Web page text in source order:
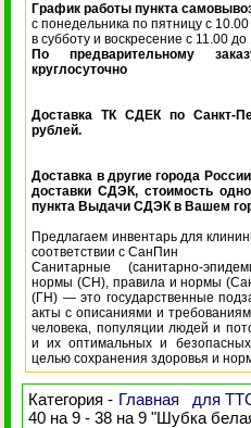
График работы пункта
с понедельника по пятницу с
в субботу и воскресение с 11.00
По предварительному
круглосуточно
Доставка ТК СДЕК по Санкт-
рублей.
Доставка в другие города
доставки СДЭК, стоимость
пункта Выдачи СДЭК в Вашем
Предлагаем инвентарь для
соответствии с СанПин
Санитарные (санитарно-
нормы (СН), правила и нормы
(ГН) — это государственные
акты с описаниями и
человека, популяции людей и
и их оптимальных и
целью сохранения здоровья и
Категория - Главная для
40 на 9 - 38 на 9 "Шубка